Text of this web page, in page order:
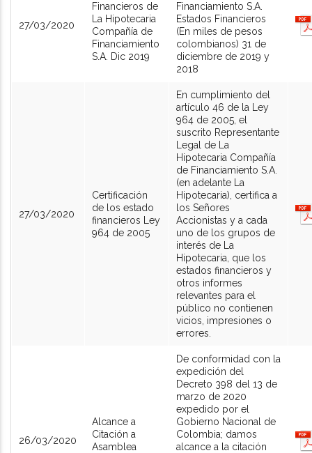
27/03/2020
Financieros de
La Hipotecaria
Compañía de
Financiamiento
S.A. Dic 2019
Financiamiento S.A.
Estados Financieros
(En miles de pesos
colombianos) 31 de
diciembre de 2019 y
2018
27/03/2020
Certificación
de los estado
financieros Ley
964 de 2005
En cumplimiento del
artículo 46 de la Ley
964 de 2005, el
suscrito Representante
Legal de La
Hipotecaria Compañía
de Financiamiento S.A.
(en adelante La
Hipotecaria), certifica a
los Señores
Accionistas y a cada
uno de los grupos de
interés de La
Hipotecaria, que los
estados financieros y
otros informes
relevantes para el
público no contienen
vicios, impresiones o
errores.
26/03/2020
Alcance a
Citación a
Asamblea
De conformidad con la
expedición del
Decreto 398 del 13 de
marzo de 2020
expedido por el
Gobierno Nacional de
Colombia; damos
alcance a la citación